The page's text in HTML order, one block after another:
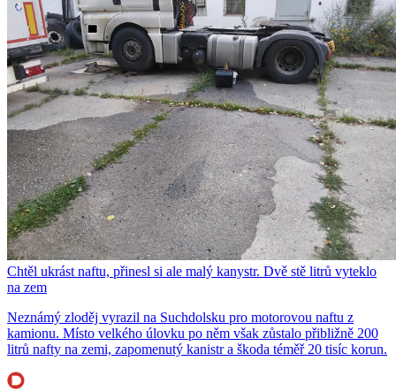
Chtěl ukrást naftu, přinesl si ale malý kanystr. Dvě stě litrů vyteklo
na zem
Neznámý zloděj vyrazil na Suchdolsku pro motorovou naftu z
kamionu. Místo velkého úlovku po něm však zůstalo přibližně 200
litrů nafty na zemi, zapomenutý kanistr a škoda téměř 20 tisíc korun.